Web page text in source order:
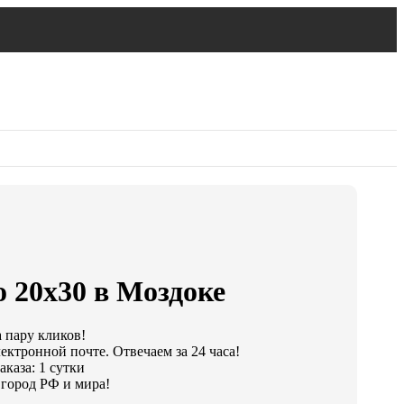
20х30 в Моздоке
пару кликов!
почте. Отвечаем за 24 часа!
1 сутки
РФ и мира!